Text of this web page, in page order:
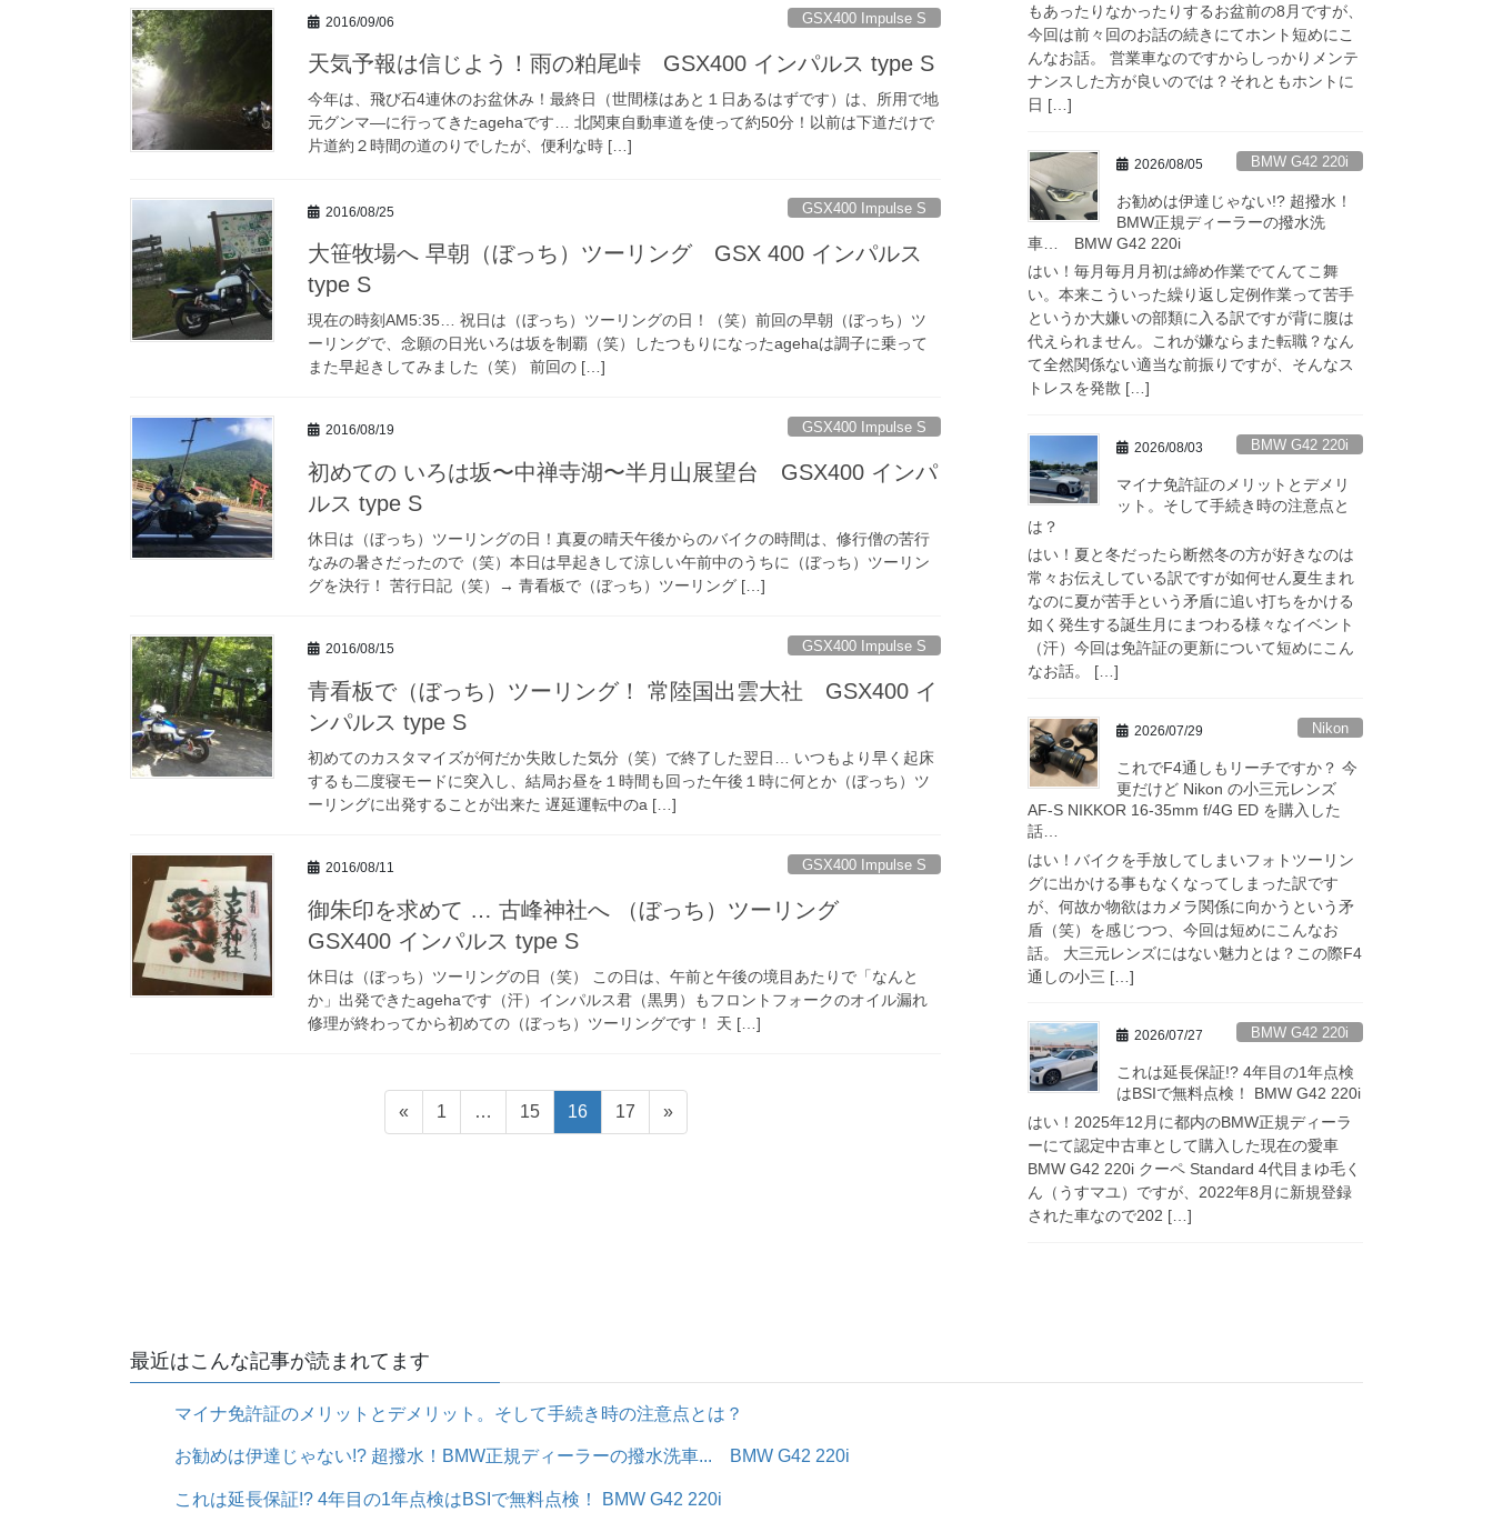
2016/09/06 GSX400 Impulse S
天気予報は信じよう！雨の粕尾峠 GSX400 インパルス type S
今年は、飛び石4連休のお盆休み！最終日（世間様はあと１日あるはずです）は、所用で地
元グンマ―に行ってきたagehaです… 北関東自動車道を使って約50分！以前は下道だけで
片道約２時間の道のりでしたが、便利な時 […]
2016/08/25 GSX400 Impulse S
大笹牧場へ 早朝（ぼっち）ツーリング GSX 400 インパルス
type S
現在の時刻AM5:35… 祝日は（ぼっち）ツーリングの日！（笑）前回の早朝（ぼっち）ツ
ーリングで、念願の日光いろは坂を制覇（笑）したつもりになったagehaは調子に乗って
また早起きしてみました（笑） 前回の […]
2016/08/19 GSX400 Impulse S
初めての いろは坂〜中禅寺湖〜半月山展望台 GSX400 インパ
ルス type S
休日は（ぼっち）ツーリングの日！真夏の晴天午後からのバイクの時間は、修行僧の苦行
なみの暑さだったので（笑）本日は早起きして涼しい午前中のうちに（ぼっち）ツーリン
グを決行！ 苦行日記（笑）→ 青看板で（ぼっち）ツーリング […]
2016/08/15 GSX400 Impulse S
青看板で（ぼっち）ツーリング！ 常陸国出雲大社 GSX400 イ
ンパルス type S
初めてのカスタマイズが何だか失敗した気分（笑）で終了した翌日… いつもより早く起床
するも二度寝モードに突入し、結局お昼を１時間も回った午後１時に何とか（ぼっち）ツ
ーリングに出発することが出来た 遅延運転中のa […]
2016/08/11 GSX400 Impulse S
御朱印を求めて … 古峰神社へ （ぼっち）ツーリング
GSX400 インパルス type S
休日は（ぼっち）ツーリングの日（笑） この日は、午前と午後の境目あたりで「なんと
か」出発できたagehaです（汗）インパルス君（黒男）もフロントフォークのオイル漏れ
修理が終わってから初めての（ぼっち）ツーリングです！ 天 […]
ョ
«
固
定
1 …
固
定
15
固
定
16
固
定
17 »
もあったりなかったりするお盆前の8月ですが、
今回は前々回のお話の続きにてホント短めにこ
んなお話。 営業車なのですからしっかりメンテ
ナンスした方が良いのでは？それともホントに
日 […]
2026/08/05 BMW G42 220i
お勧めは伊達じゃない!? 超撥水！
BMW正規ディーラーの撥水洗
車… BMW G42 220i
はい！毎月毎月月初は締め作業でてんてこ舞
い。本来こういった繰り返し定例作業って苦手
というか大嫌いの部類に入る訳ですが背に腹は
代えられません。これが嫌ならまた転職？なん
て全然関係ない適当な前振りですが、そんなス
トレスを発散 […]
2026/08/03 BMW G42 220i
マイナ免許証のメリットとデメリ
ット。そして手続き時の注意点と
は？
はい！夏と冬だったら断然冬の方が好きなのは
常々お伝えしている訳ですが如何せん夏生まれ
なのに夏が苦手という矛盾に追い打ちをかける
如く発生する誕生月にまつわる様々なイベント
（汗）今回は免許証の更新について短めにこん
なお話。 […]
2026/07/29 Nikon
これでF4通しもリーチですか？ 今
更だけど Nikon の小三元レンズ
AF-S NIKKOR 16-35mm f/4G ED を購入した
話…
はい！バイクを手放してしまいフォトツーリン
グに出かける事もなくなってしまった訳です
が、何故か物欲はカメラ関係に向かうという矛
盾（笑）を感じつつ、今回は短めにこんなお
話。 大三元レンズにはない魅力とは？この際F4
通しの小三 […]
2026/07/27 BMW G42 220i
これは延長保証!? 4年目の1年点検
はBSIで無料点検！ BMW G42 220i
はい！2025年12月に都内のBMW正規ディーラ
ーにて認定中古車として購入した現在の愛車
BMW G42 220i クーペ Standard 4代目まゆ毛く
ん（うすマユ）ですが、2022年8月に新規登録
された車なので202 […]
最近はこんな記事が読まれてます
マイナ免許証のメリットとデメリット。そして手続き時の注意点とは？
お勧めは伊達じゃない!? 超撥水！BMW正規ディーラーの撥水洗車... BMW G42 220i
これは延長保証!? 4年目の1年点検はBSIで無料点検！ BMW G42 220i